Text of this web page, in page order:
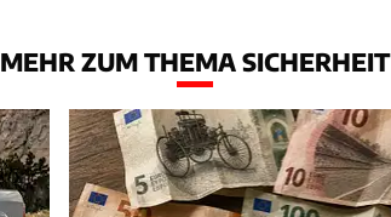
MEHR ZUM THEMA SICHERHEIT